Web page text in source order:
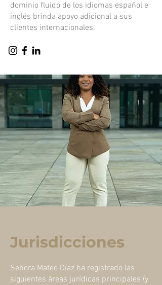
dominio fluido de los idiomas español e
inglés brinda apoyo adicional a sus
clientes internacionales.
Jurisdicciones
Señora Mateo Díaz ha registrado las
siguientes áreas jurídicas principales (y